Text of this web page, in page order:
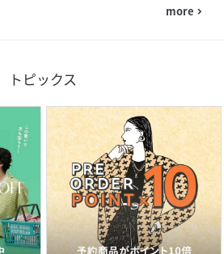
more navigate_next
トピックス